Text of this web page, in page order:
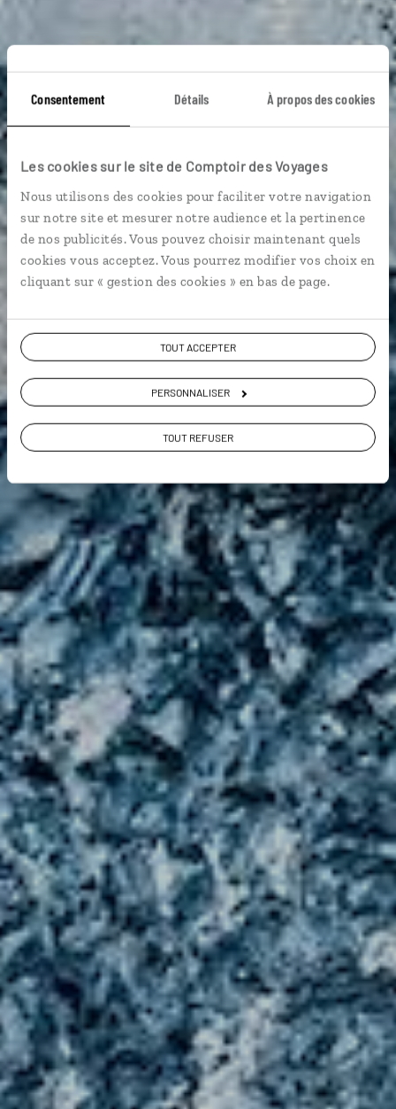
Consentement Détails À propos des cookies
Les cookies sur le site de Comptoir des Voyages
Nous utilisons des cookies pour faciliter votre navigation
sur notre site et mesurer notre audience et la pertinence
de nos publicités. Vous pouvez choisir maintenant quels
cookies vous acceptez. Vous pourrez modifier vos choix en
cliquant sur « gestion des cookies » en bas de page.
TOUT ACCEPTER
PERSONNALISER
TOUT REFUSER
Guide de voyage
Islande